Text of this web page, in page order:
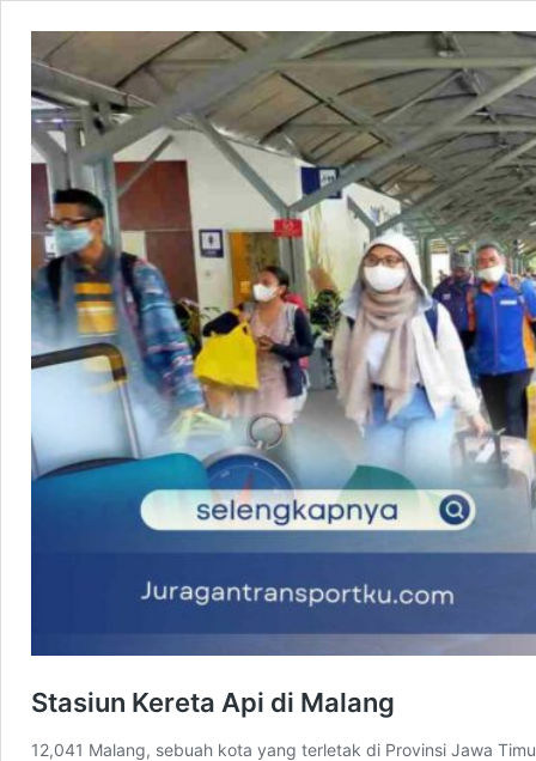
Stasiun Kereta Api di Malang
12,041 Malang, sebuah kota yang terletak di Provinsi Jawa